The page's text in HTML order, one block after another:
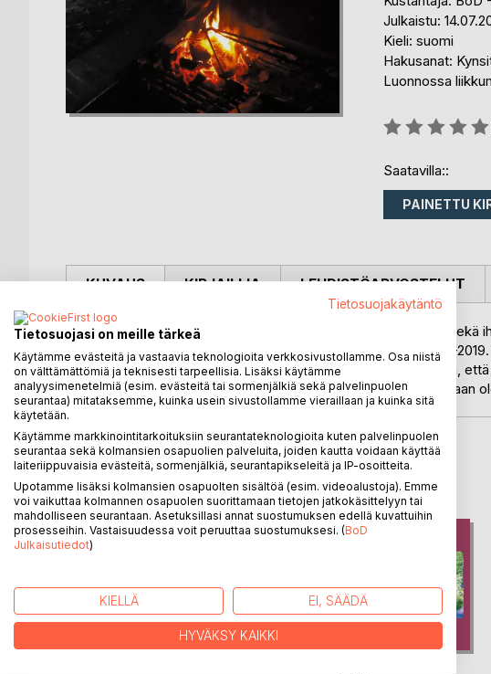
Julkaistu:
Kieli: suomi
Hakusanat:
Luonnossa
Arvostelu::
Saatavilla::
PAINETTU
KUVAUS
Kirja kertoo Lapin luonnosta ja laavuilla levähdystauoista, sekä
on, mutta huomioi, että luonnossa on liikuttu vuosina 2000-
Luonto ja erämaa kutsuu edelleenkin kulkijoita ja voi sanoa,
että luonnon olosuhteisiin on varauduttu ja huomioitu erämaan
KIRJAILIJA LEHDISTÖARVOSTELUT
LISÄÄ KIRJOJA BoD:LLA
Tietosuojakäytäntö
Tietosuojasi on meille tärkeä
Käytämme evästeitä ja vastaavia teknologioita verkkosivustollamme. Osa niistä
on välttämättömiä ja teknisesti tarpeellisia. Lisäksi käytämme
analyysimenetelmiä (esim. evästeitä tai sormenjälkiä sekä palvelinpuolen
seurantaa) mitataksemme, kuinka usein sivustollamme vieraillaan ja kuinka sitä
käytetään.
Käytämme markkinointitarkoituksiin seurantateknologioita kuten palvelinpuolen
seurantaa sekä kolmansien osapuolien palveluita, joiden kautta voidaan käyttää
laiteriippuvaisia evästeitä, sormenjälkiä, seurantapikseleitä ja IP-osoitteita.
Upotamme lisäksi kolmansien osapuolten sisältöä (esim. videoalustoja). Emme
voi vaikuttaa kolmannen osapuolen suorittamaan tietojen jatkokäsittelyyn tai
mahdolliseen seurantaan. Asetuksillasi annat suostumuksen edellä kuvattuihin
prosesseihin. Vastaisuudessa voit peruuttaa suostumuksesi. (BoD
Julkaisutiedot)
KIELLÄ EI, SÄÄDÄ
HYVÄKSY KAIKKI